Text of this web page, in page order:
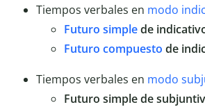
Tiempos verbales en modo
Futuro simplede
Futuro compuesto de
Tiempos verbales en modo
Futuro simple de